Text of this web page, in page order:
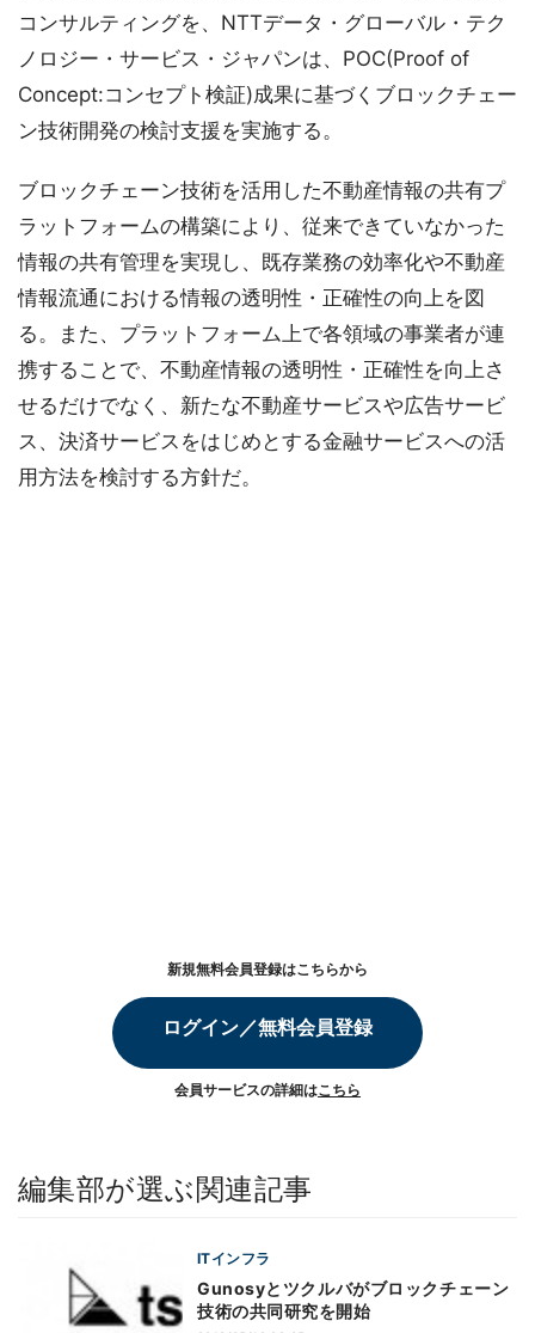
コンサルティングを、NTTデータ・グローバル・テク
ノロジー・サービス・ジャパンは、POC(Proof of
Concept:コンセプト検証)成果に基づくブロックチェー
ン技術開発の検討支援を実施する。
ブロックチェーン技術を活用した不動産情報の共有プ
ラットフォームの構築により、従来できていなかった
情報の共有管理を実現し、既存業務の効率化や不動産
情報流通における情報の透明性・正確性の向上を図
る。また、プラットフォーム上で各領域の事業者が連
携することで、不動産情報の透明性・正確性を向上さ
せるだけでなく、新たな不動産サービスや広告サービ
ス、決済サービスをはじめとする金融サービスへの活
用方法を検討する方針だ。
新規無料会員登録はこちらから
ログイン／無料会員登録
会員サービスの詳細はこちら
編集部が選ぶ関連記事
ITインフラ
Gunosyとツクルバがブロックチェーン
技術の共同研究を開始